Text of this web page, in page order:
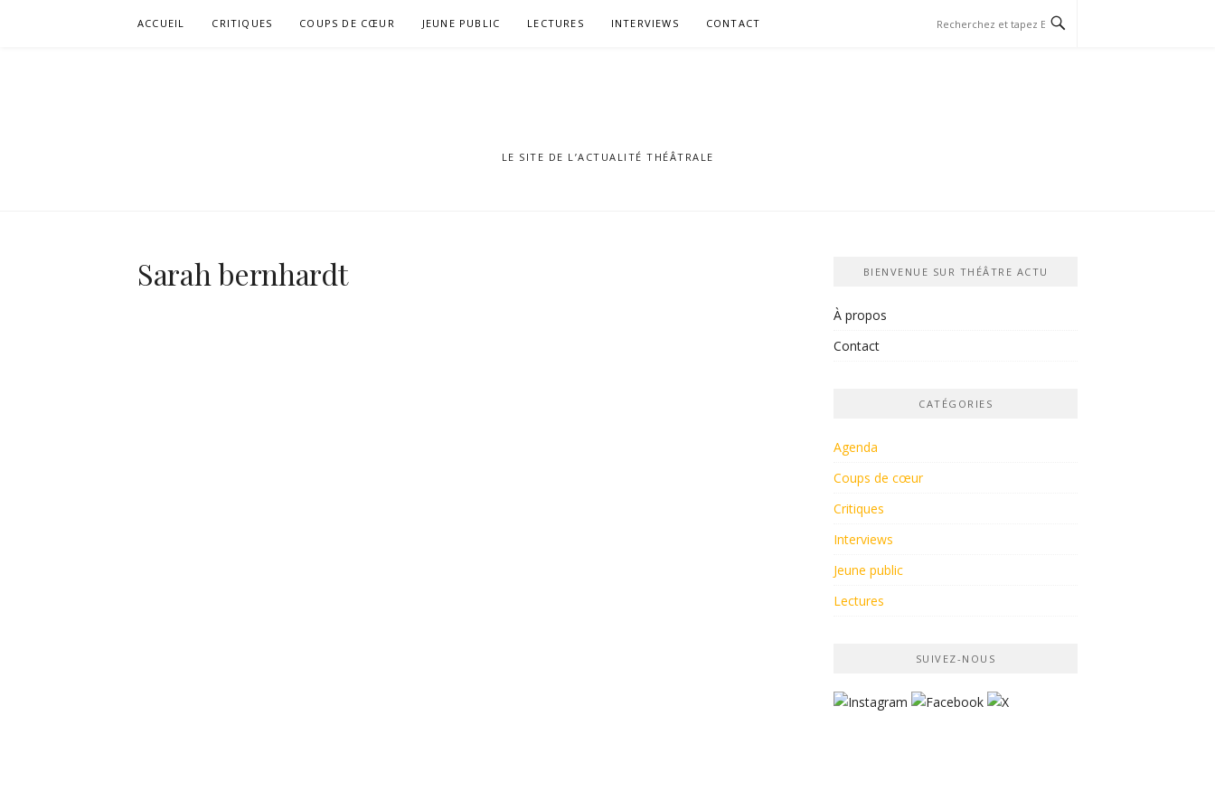
ACCUEIL CRITIQUES COUPS DE CŒUR JEUNE PUBLIC LECTURES INTERVIEWS CONTACT
LE SITE DE L’ACTUALITÉ THÉÂTRALE
Sarah bernhardt BIENVENUE SUR THÉÂTRE ACTU
À propos
Contact
CATÉGORIES
Agenda
Coups de cœur
Critiques
Interviews
Jeune public
Lectures
SUIVEZ-NOUS